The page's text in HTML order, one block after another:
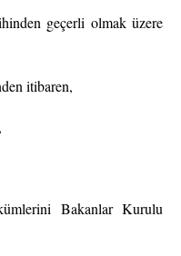
geçerli olmak üzere
itibaren,
Bakanlar Kurulu